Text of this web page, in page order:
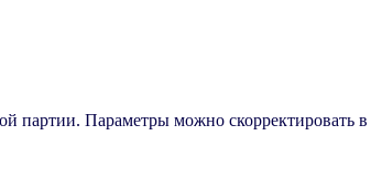
партии. Параметры можно скорректировать в